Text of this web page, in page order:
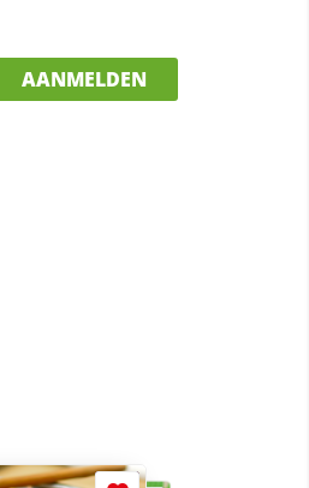
AANMELDEN